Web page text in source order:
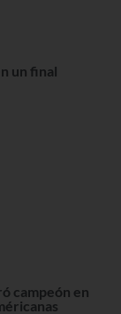
un final
campeón en